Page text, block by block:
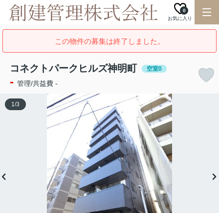
お気に入り
0
この物件の募集は終了しました。
コネクトパークヒルズ神明町 空室0
- 管理/共益費 -
1/3